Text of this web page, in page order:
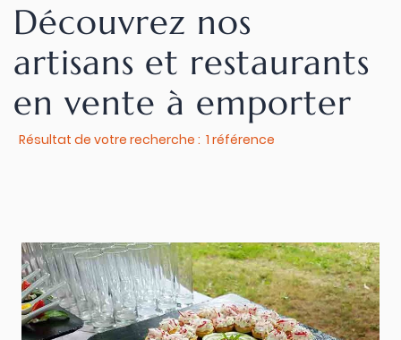
Découvrez nos
artisans et restaurants
en vente à emporter
Résultat de votre recherche : 1 référence